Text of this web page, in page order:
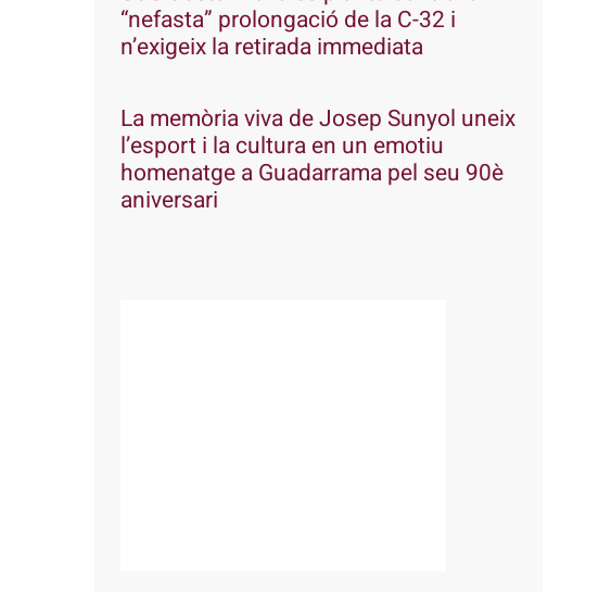
“nefasta” prolongació de la C-32 i
n’exigeix la retirada immediata
La memòria viva de Josep Sunyol uneix
l’esport i la cultura en un emotiu
homenatge a Guadarrama pel seu 90è
aniversari